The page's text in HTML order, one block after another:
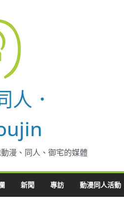
人．
漫、同人、御宅的媒體
新聞 專訪 動漫同人活動